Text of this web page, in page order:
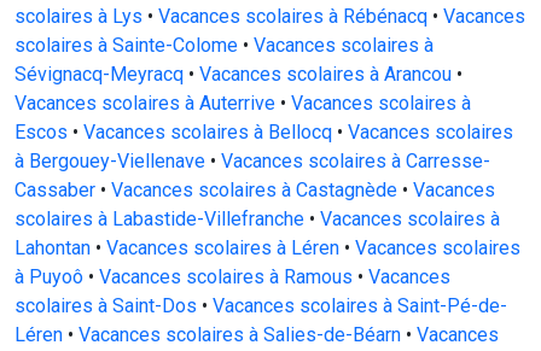
scolaires à Lys • Vacances scolaires à Rébénacq • Vacances
scolaires à Sainte-Colome • Vacances scolaires à
Sévignacq-Meyracq • Vacances scolaires à Arancou •
Vacances scolaires à Auterrive • Vacances scolaires à
Escos • Vacances scolaires à Bellocq • Vacances scolaires
à Bergouey-Viellenave • Vacances scolaires à Carresse-
Cassaber • Vacances scolaires à Castagnède • Vacances
scolaires à Labastide-Villefranche • Vacances scolaires à
Lahontan • Vacances scolaires à Léren • Vacances scolaires
à Puyoô • Vacances scolaires à Ramous • Vacances
scolaires à Saint-Dos • Vacances scolaires à Saint-Pé-de-
Léren • Vacances scolaires à Salies-de-Béarn • Vacances